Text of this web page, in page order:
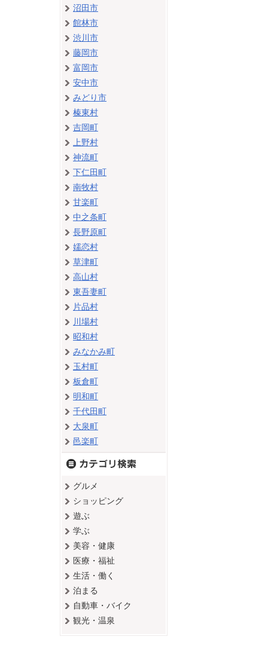
沼田市
館林市
渋川市
藤岡市
富岡市
安中市
みどり市
榛東村
吉岡町
上野村
神流町
下仁田町
南牧村
甘楽町
中之条町
長野原町
嬬恋村
草津町
高山村
東吾妻町
片品村
川場村
昭和村
みなかみ町
玉村町
板倉町
明和町
千代田町
大泉町
邑楽町
グルメ
ショッピング
遊ぶ
学ぶ
美容・健康
医療・福祉
生活・働く
泊まる
自動車・バイク
観光・温泉